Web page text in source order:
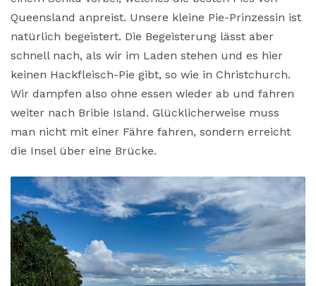
Queensland anpreist. Unsere kleine Pie-Prinzessin ist
natürlich begeistert. Die Begeisterung lässt aber
schnell nach, als wir im Laden stehen und es hier
keinen Hackfleisch-Pie gibt, so wie in Christchurch.
Wir dampfen also ohne essen wieder ab und fahren
weiter nach Bribie Island. Glücklicherweise muss
man nicht mit einer Fähre fahren, sondern erreicht
die Insel über eine Brücke.